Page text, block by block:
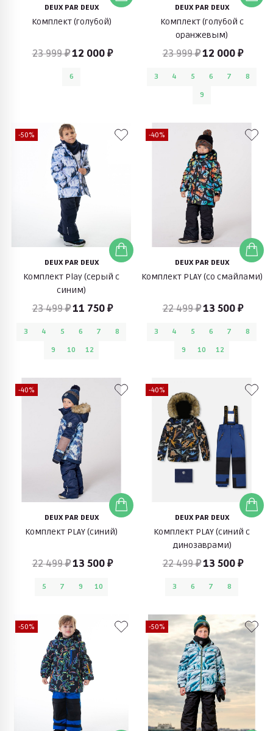
DEUX PAR DEUX
Комплект (голубой)
23 999 ₽12 000 ₽
6
DEUX PAR DEUX
Комплект (голубой с
оранжевым)
23 999 ₽12 000 ₽
3 4 5 6 7
8
9
-50%
DEUX PAR DEUX
Комплект Play (серый с
синим)
23 499 ₽11 750 ₽
3 4 5 6 7
8
9
10 12
-40%
DEUX PAR DEUX
Комплект PLAY (со смайлами)
22 499 ₽13 500 ₽
3 4 5 6 7
8
9
10 12
-40%
DEUX PAR DEUX
Комплект PLAY (синий)
22 499 ₽13 500 ₽
5 7 9 10
-40%
DEUX PAR DEUX
Комплект PLAY (синий с
динозаврами)
22 499 ₽13 500 ₽
3 6 7 8
-50% -50%